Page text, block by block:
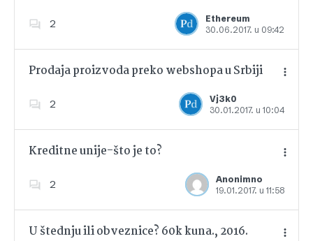
2
Ethereum
30.06.2017. u 09:42
Dodajte u favorite
Prodaja proizvoda preko webshopa u Srbiji
2
Vj3k0
30.01.2017. u 10:04
Dodajte u favorite
Kreditne unije-što je to?
2
Anonimno
19.01.2017. u 11:58
Dodajte u favorite
U štednju ili obveznice? 60k kuna., 2016.